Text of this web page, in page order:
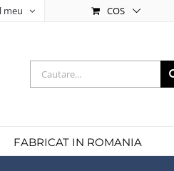
meu COS
Cautare...
FABRICAT IN ROMANIA